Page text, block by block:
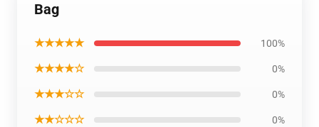
Bag
★★★★★ 100%
★★★★☆ 0%
★★★☆☆ 0%
★★☆☆☆ 0%